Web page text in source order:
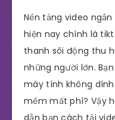
Nền tảng video
hiện nay chính là
thanh sôi động thu
những người lớn.
máy tính không
mềm mất phí? Vậy
dẫn bạn cách tải